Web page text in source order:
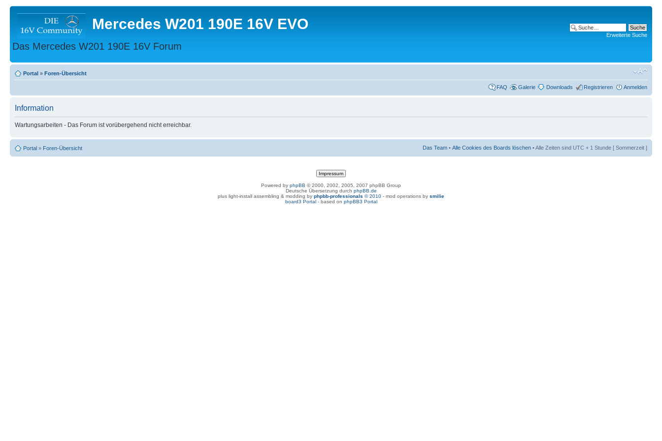
Mercedes W201 190E 16V EVO
Das Mercedes W201 190E 16V Forum
Erweiterte Suche
Portal » Foren-Übersicht
FAQ Galerie Downloads Registrieren Anmelden
Information
Wartungsarbeiten - Das Forum ist vorübergehend nicht erreichbar.
Portal » Foren-Übersicht Das Team • Alle Cookies des Boards löschen • Alle Zeiten sind UTC + 1 Stunde [ Sommerzeit ]
Powered by phpBB © 2000, 2002, 2005, 2007 phpBB Group
Deutsche Übersetzung durch phpBB.de
plus light-install assembling & modding by phpbb-professionals © 2010 - mod operations by smilie
board3 Portal- based on phpBB3 Portal